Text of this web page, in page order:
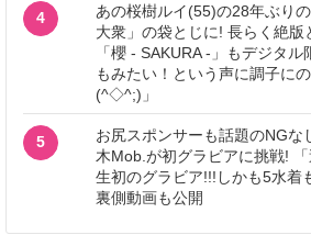
4
あの桜樹ルイ(55)の28年ぶり
大衆」の袋とじに! 長らく絶版
「櫻 - SAKURA -」もデジタ
もみたい！という声に調子に
(^◇^;)」
5
お尻スポンサーも話題のNGな
木Mob.が初グラビアに挑戦!
生初のグラビア!!!しかも5水着
裏側動画も公開